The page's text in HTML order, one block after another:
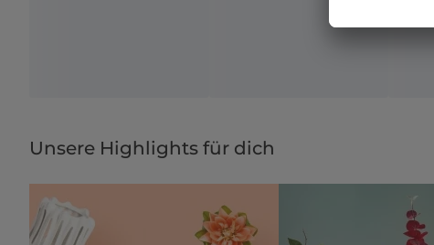
Unsere Highlights für dich